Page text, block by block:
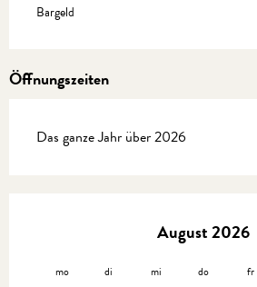
Bargeld
Öffnungszeiten
Das ganze Jahr über 2026
August 2026
mo di mi do fr